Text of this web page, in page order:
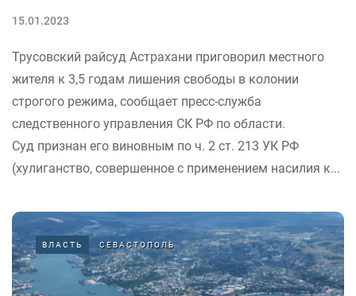
15.01.2023
Трусовский райсуд Астрахани приговорил местного
жителя к 3,5 годам лишения свободы в колонии
строгого режима, сообщает пресс-служба
следственного управления СК РФ по области.
Суд признан его виновным по ч. 2 ст. 213 УК РФ
(хулиганство, совершенное с применением насилия к...
ВЛАСТЬ СЕВАСТОПОЛЬ